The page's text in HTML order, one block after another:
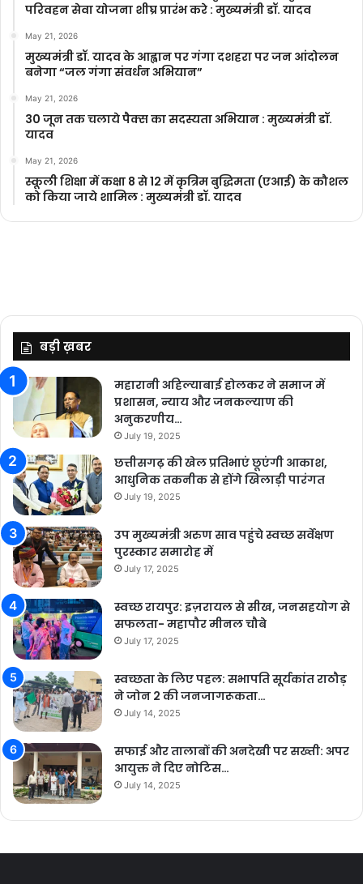
परिवहन सेवा योजना शीघ्र प्रारंभ करे : मुख्यमंत्री डॉ. यादव
May 21, 2026
मुख्यमंत्री डॉ. यादव के आह्वान पर गंगा दशहरा पर जन आंदोलन
बनेगा “जल गंगा संवर्धन अभियान”
May 21, 2026
30 जून तक चलाये पैक्स का सदस्यता अभियान : मुख्यमंत्री डॉ.
यादव
May 21, 2026
स्कूली शिक्षा में कक्षा 8 से 12 में कृ‍त्रिम बुद्धिमता (एआई) के कौशल
को किया जाये शामिल : मुख्यमंत्री डॉ. यादव
बड़ी ख़बर
महारानी अहिल्याबाई होलकर ने समाज में
प्रशासन, न्याय और जनकल्याण की
अनुकरणीय…
July 19, 2025
छत्तीसगढ़ की खेल प्रतिभाएं छूएंगी आकाश,
आधुनिक तकनीक से होंगे खिलाड़ी पारंगत
July 19, 2025
उप मुख्यमंत्री अरुण साव पहुंचे स्वच्छ सर्वेक्षण
पुरस्कार समारोह में
July 17, 2025
स्वच्छ रायपुर: इज़रायल से सीख, जनसहयोग से
सफलता- महापौर मीनल चौबे
July 17, 2025
स्वच्छता के लिए पहल: सभापति सूर्यकांत राठौड़
ने जोन 2 की जनजागरूकता…
July 14, 2025
सफाई और तालाबों की अनदेखी पर सख्ती: अपर
आयुक्त ने दिए नोटिस…
July 14, 2025